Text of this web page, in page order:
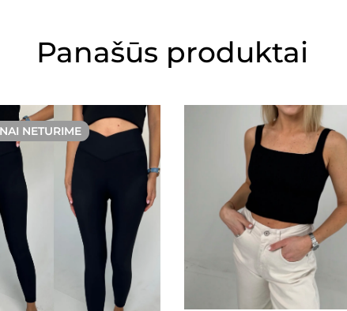
Panašūs produktai
NETURIME